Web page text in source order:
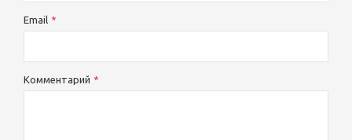
Email
Комментарий